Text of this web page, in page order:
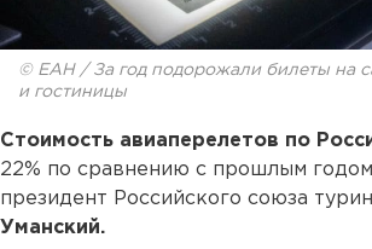
© ЕАН / За год подорожали билеты на
и гостиницы
Стоимость авиаперелетов по
22% по сравнению с прошлым
президент Российского союза
Уманский.